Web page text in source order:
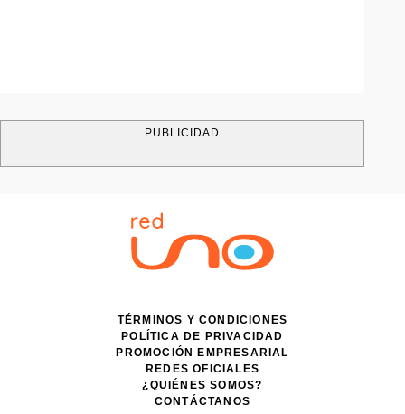
PUBLICIDAD
TÉRMINOS Y CONDICIONES
POLÍTICA DE PRIVACIDAD
PROMOCIÓN EMPRESARIAL
REDES OFICIALES
¿QUIÉNES SOMOS?
CONTÁCTANOS